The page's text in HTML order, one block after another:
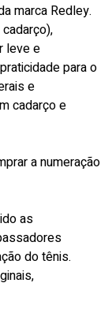
marca Redley.
leve e
para o
e
cadarço e
a numeração
as
do tênis.